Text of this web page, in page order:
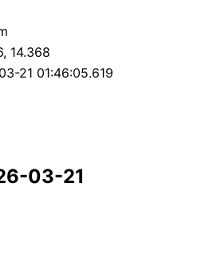
14.368
21 01:46:05.619
03-21